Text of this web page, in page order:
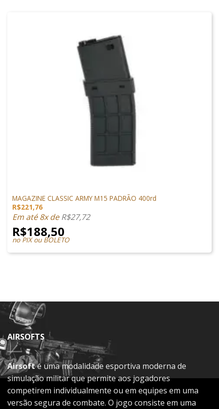
MAGAZINE CLASSIC ARMY M15 PADRÃO 400rd
R$221,76
Em até 8x deR$27,72
R$188,50
no PIX ou BOLETO
AIRSOFTS
Airsofté uma modalidade esportiva moderna de
simulação militar que permite aos jogadores
competirem individualmente ou em equipes em uma
versão segura de combate. O jogo consiste em uma